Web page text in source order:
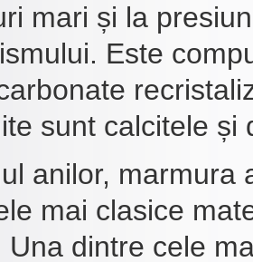
mari și la
Este
sunt calcitele și
anilor, marmura
mai clasice
Una dintre cele